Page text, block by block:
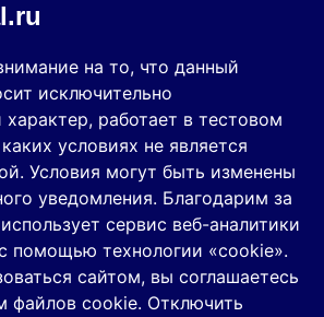
на то, что данный
исключительно
работает в тестовом
условиях не является
Условия могут быть изменены
уведомления. Благодарим за
сервис веб-аналитики
помощью технологии «cookie».
сайтом, вы соглашаетесь
файлов cookie. Отключить